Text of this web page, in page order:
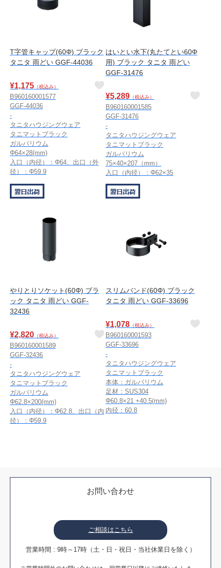
T字管キャップ(60Φ) ブラック
タニタ 雨どい GGF-44036
¥1,175 （税込み）
B960160001577
GGF-44036
-
タニタハウジングウェア
タニマットブラック
ガルバリウム
Φ64×28(mm)
入口（内径）：Φ64、出口（外
径）：Φ59.9
はいとい水下(丸たてとい60Φ
用) ブラック タニタ 雨どい
GGF-31476
¥5,289 （税込み）
B960160001585
GGF-31476
-
タニタハウジングウェア
タニマットブラック
ガルバリウム
75×40×207（mm）
入口（内径）：Φ62×35
やりとりソケット(60Φ) ブラ
ック タニタ 雨どい GGF-
32436
¥2,820 （税込み）
B960160001589
GGF-32436
-
タニタハウジングウェア
タニマットブラック
ガルバリウム
Φ62.8×200(mm)
入口（内径）：Φ62.8、出口（内
径）：Φ59.9
スリムバンド(60Φ) ブラック
タニタ 雨どい GGF-33696
¥1,078 （税込み）
B960160001593
GGF-33696
-
タニタハウジングウェア
タニマットブラック
本体：ガルバリウム
足材：SUS304
Φ60.8×21 +40.5(mm)
内径：60.8
お問い合わせ
ご相談はこちら
営業時間 : 9時～17時（土・日・祝日・当社休業日を除く）